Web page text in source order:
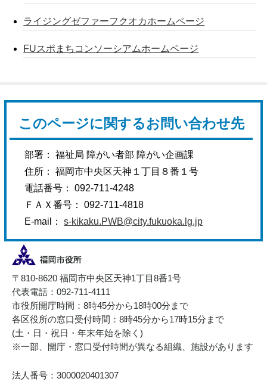
ライジングゼファーフクオカホームページ
FUスポまちコンソーシアムホームページ
このページに関するお問い合わせ先
部署： 福祉局 障がい者部 障がい企画課
住所： 福岡市中央区天神１丁目８番１号
電話番号： 092-711-4248
ＦＡＸ番号： 092-711-4818
E-mail：s-kikaku.PWB@city.fukuoka.lg.jp
〒810-8620 福岡市中央区天神1丁目8番1号
代表電話：092-711-4111
市役所開庁時間：8時45分から18時00分まで
各区役所の窓口受付時間：8時45分から17時15分まで
(土・日・祝日・年末年始を除く)
※一部、開庁・窓口受付時間が異なる組織、施設があります
法人番号：3000020401307